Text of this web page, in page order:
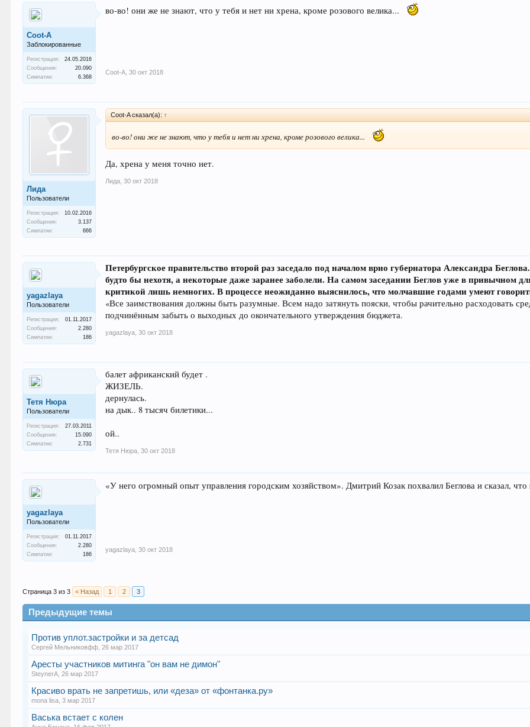
Coot-A
Заблокированные
Регистрация:
24.05.2016
Сообщения:
20.090
Симпатии:
6.368
во-во! они же не знают, что у тебя и нет ни хрена, кроме розового велика...
Coot-A 30 окт 2018
Лида
Пользователи
Регистрация:
10.02.2016
Сообщения:
3.137
Симпатии:
666
Coot-A сказал(а): ↑
во-во! они же не знают, что у тебя и нет ни хрена, кроме розового велика...
Да, хрена у меня точно нет.
Лида 30 окт 2018
yagazlaya
Пользователи
Регистрация:
01.11.2017
Сообщения:
2.280
Симпатии:
186
Петербургское правительство второй раз заседало под началом врио губернатора Александра
будто бы нехотя, а некоторые даже заранее заболели. На самом заседании Беглов уже в привычном
критикой лишь немногих. В процессе неожиданно выяснилось, что молчавшие годами умеют
«Все заимствования должны быть разумные. Всем надо затянуть пояски, чтобы рачительно расходовать
подчинённым забыть о выходных до окончательного утверждения бюджета.
yagazlaya 30 окт 2018
Тетя Нюра
Пользователи
Регистрация:
27.03.2011
Сообщения:
15.090
Симпатии:
2.731
балет африканский будет .
ЖИЗЕЛЬ.
дернулась.
на дык.. 8 тысяч билетики...
ой..
Тетя Нюра 30 окт 2018
yagazlaya
Пользователи
Регистрация:
01.11.2017
Сообщения:
2.280
Симпатии:
186
«У него огромный опыт управления городским хозяйством». Дмитрий Козак похвалил Беглова и сказал,
yagazlaya 30 окт 2018
Страница 3 из 3 < Назад 1 2 3
Предыдущие темы
Против уплот.застройки и за детсад
Сергей Мельниковфф ,26 мар 2017
Аресты участников митинга "он вам не димон"
SteynerA ,26 мар 2017
Красиво врать не запретишь, или «деза» от «фонтанка.ру»
mona lisa ,3 мар 2017
Васька встает с колен